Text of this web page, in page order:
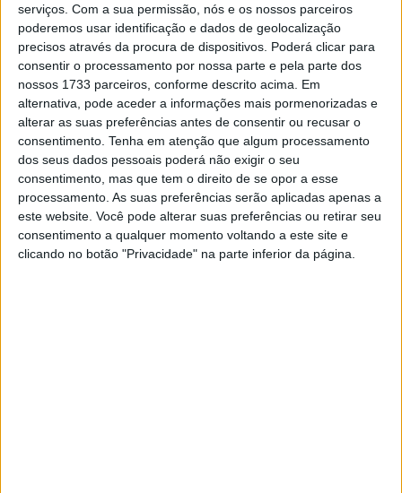
serviços. Com a sua permissão, nós e os nossos parceiros
poderemos usar identificação e dados de geolocalização
precisos através da procura de dispositivos. Poderá clicar para
consentir o processamento por nossa parte e pela parte dos
nossos 1733 parceiros, conforme descrito acima. Em
alternativa, pode aceder a informações mais pormenorizadas e
alterar as suas preferências antes de consentir ou recusar o
consentimento. Tenha em atenção que algum processamento
dos seus dados pessoais poderá não exigir o seu
consentimento, mas que tem o direito de se opor a esse
processamento. As suas preferências serão aplicadas apenas a
este website. Você pode alterar suas preferências ou retirar seu
consentimento a qualquer momento voltando a este site e
clicando no botão "Privacidade" na parte inferior da página.
e o próprio Márquez no mesmo local.
No primeiro contacto, foi Di Giannantonio quem, ao tentar
a ultrapassagem, empurrou Márquez para a zona de
terra situada no exterior do corretor. O espanhol
conseguiu manter-se em pista e evitar a queda, mas
perdeu a trajetória ideal. A manobra foi considerada
excessivamente agressiva pela Direção de Corrida, que
acabou por sancionar o piloto italiano com uma Long Lap
Penalty, embora a penalização tenha sido aplicada por
uma infração na partida e não por esse incidente.